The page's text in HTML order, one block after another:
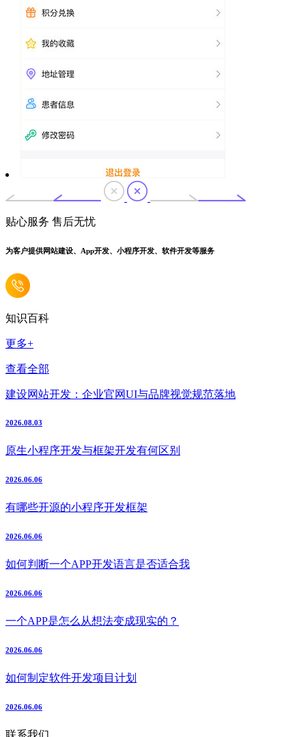
贴心服务 售后无忧
为客户提供网站建设、App开发、小程序开发、软件开发等服务
知识百科
更多+
查看全部
建设网站开发：企业官网UI与品牌视觉规范落地
2026.08.03
原生小程序开发与框架开发有何区别
2026.06.06
有哪些开源的小程序开发框架
2026.06.06
如何判断一个APP开发语言是否适合我
2026.06.06
一个APP是怎么从想法变成现实的？
2026.06.06
如何制定软件开发项目计划
2026.06.06